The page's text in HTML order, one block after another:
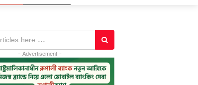
- Advertisement -